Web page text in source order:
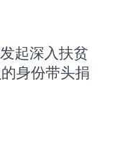
起深入扶贫
身份带头捐